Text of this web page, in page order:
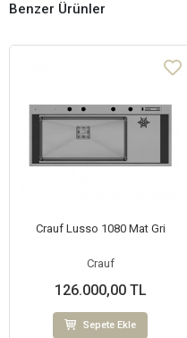
Benzer Ürünler
Crauf Lusso 1080 Mat Gri
Crauf
126.000,00 TL
Sepete Ekle